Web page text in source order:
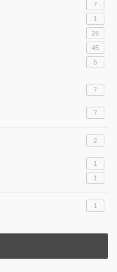
7
1
26
45
5
7
7
2
1
1
1